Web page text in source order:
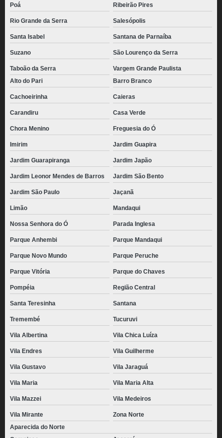
Poá Ribeirão Pires
Rio Grande da Serra Salesópolis
Santa Isabel Santana de Parnaíba
Suzano São Lourenço da Serra
Taboão da Serra
Vargem Grande Paulista
Alto do Pari
Barro Branco
Cachoeirinha Caieras
Carandiru Casa Verde
Chora Menino Freguesia do Ó
Imirim Jardim Guapira
Jardim Guarapiranga Jardim Japão
Jardim Leonor Mendes de Barros Jardim São Bento
Jardim São Paulo Jaçanã
Limão Mandaqui
Nossa Senhora do Ó Parada Inglesa
Parque Anhembi Parque Mandaqui
Parque Novo Mundo Parque Peruche
Parque Vitória Parque do Chaves
Pompéia Região Central
Santa Teresinha Santana
Tremembé Tucuruvi
Vila Albertina Vila Chica Luíza
Vila Endres Vila Guilherme
Vila Gustavo Vila Jaraguá
Vila Maria Vila Maria Alta
Vila Mazzei Vila Medeiros
Vila Mirante
Zona Norte
Aparecida do Norte